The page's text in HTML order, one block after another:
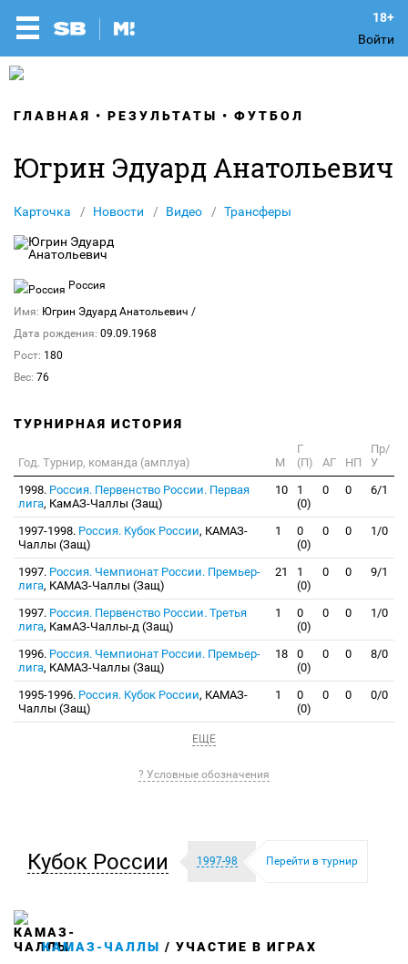
Войти
ГЛАВНАЯ РЕЗУЛЬТАТЫ ФУТБОЛ
Югрин Эдуард Анатольевич
Карточка Новости Видео Трансферы
Россия
Имя: Югрин Эдуард Анатольевич /
Дата рождения: 09.09.1968
Рост: 180
Вес: 76
ТУРНИРНАЯ ИСТОРИЯ
Год. Турнир, команда (амплуа) М
Г
(П)
АГ НП
Пр/
У
1998. Россия. Первенство России. Первая
лига, КамАЗ-Чаллы (Защ)
10
1
(0)
0 0 6/1
1997-1998. Россия. Кубок России, КАМАЗ-
Чаллы (Защ)
1
0
(0)
0 0 1/0
1997. Россия. Чемпионат России. Премьер-
лига, КАМАЗ-Чаллы (Защ)
21
1
(0)
0 0 9/1
1997. Россия. Первенство России. Третья
лига, КамАЗ-Чаллы-д (Защ)
1
0
(0)
0 0 1/0
1996. Россия. Чемпионат России. Премьер-
лига, КАМАЗ-Чаллы (Защ)
18
0
(0)
0 0 8/0
1995-1996. Россия. Кубок России, КАМАЗ-
Чаллы (Защ)
1
0
(0)
0 0 0/0
ЕЩЕ
? Условные обозначения
Кубок России 1997-98 Перейти в турнир
КАМАЗ-ЧАЛЛЫ / УЧАСТИЕ В ИГРАХ